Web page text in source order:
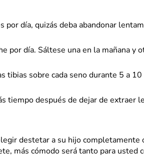
día, quizás deba abandonar
por día. Sáltese una en la mañana y
tibias sobre cada seno durante 5 a
tiempo después de dejar de extraer
destetar a su hijo
más cómodo será tanto para